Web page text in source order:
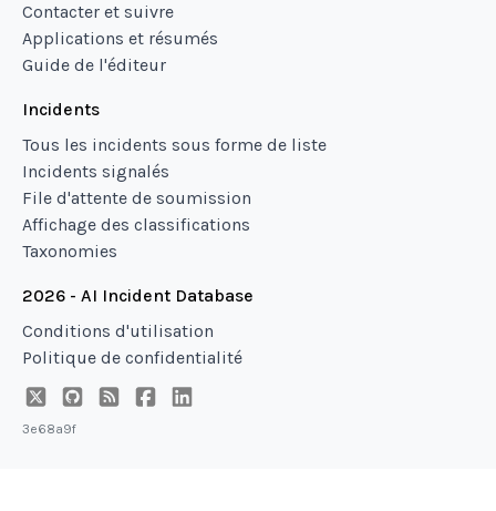
Contacter et suivre
Applications et résumés
Guide de l'éditeur
Incidents
Tous les incidents sous forme de liste
Incidents signalés
File d'attente de soumission
Affichage des classifications
Taxonomies
2026 - AI Incident Database
Conditions d'utilisation
Politique de confidentialité
3e68a9f